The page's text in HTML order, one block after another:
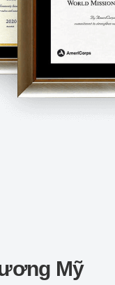
Mỹ